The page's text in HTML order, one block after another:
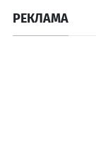
РЕКЛАМА